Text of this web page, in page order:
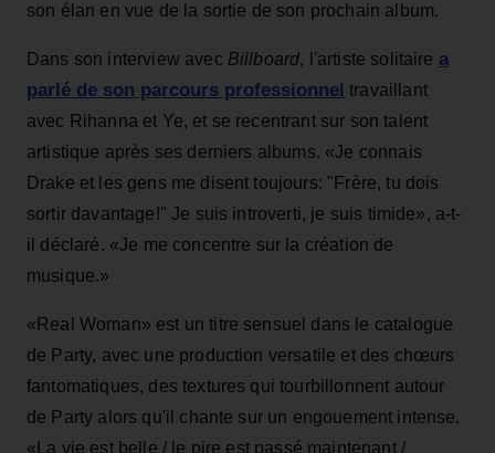
son élan en vue de la sortie de son prochain album.
Dans son interview avec Billboard, l'artiste solitaire a
parlé de son parcours professionnel travaillant
avec Rihanna et Ye, et se recentrant sur son talent
artistique après ses derniers albums. «Je connais
Drake et les gens me disent toujours: "Frère, tu dois
sortir davantage!" Je suis introverti, je suis timide», a-t-
il déclaré. «Je me concentre sur la création de
musique.»
«Real Woman» est un titre sensuel dans le catalogue
de Party, avec une production versatile et des chœurs
fantomatiques, des textures qui tourbillonnent autour
de Party alors qu'il chante sur un engouement intense.
«La vie est belle / le pire est passé maintenant /